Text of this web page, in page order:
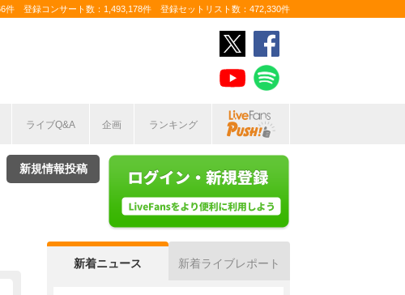
件 登録コンサート数：1,493,178件 登録セットリスト数：472,330件
ライブQ&A 企画 ランキング
新規情報投稿
新着ニュース 新着ライブレポート